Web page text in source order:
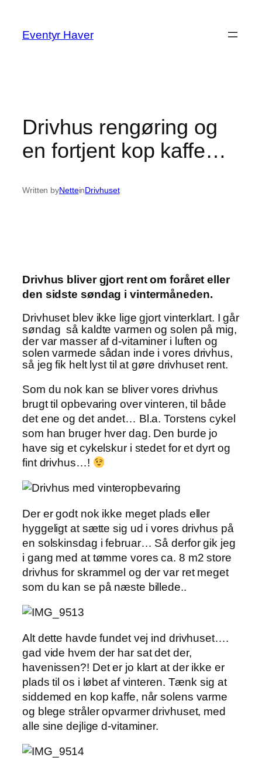
indhold
Eventyr Haver
Drivhus rengøring og
en fortjent kop kaffe…
Written byNetteinDrivhuset
Drivhus bliver gjort rent om foråret eller
den sidste søndag i vintermåneden.
Drivhuset blev ikke lige gjort vinterklart. I går
søndag så kaldte varmen og solen på mig,
der var masser af d-vitaminer i luften og
solen varmede sådan inde i vores drivhus,
så jeg fik helt lyst til at gøre drivhuset rent.
Som du nok kan se bliver vores drivhus
brugt til opbevaring over vinteren, til både
det ene og det andet… Bl.a. Torstens cykel
som han bruger hver dag. Den burde jo
have sig et cykelskur i stedet for et dyrt og
fint drivhus…!
Der er godt nok ikke meget plads eller
hyggeligt at sætte sig ud i vores drivhus på
en solskinsdag i februar… Så derfor gik jeg
i gang med at tømme vores ca. 8 m2 store
drivhus for skrammel og der var ret meget
som du kan se på næste billede..
Alt dette havde fundet vej ind drivhuset….
gad vide hvem der har sat det der,
havenissen?! Det er jo klart at der ikke er
plads til os i løbet af vinteren. Tænk sig at
siddemed en kop kaffe, når solens varme
og blege stråler opvarmer drivhuset, med
alle sine dejlige d-vitaminer.